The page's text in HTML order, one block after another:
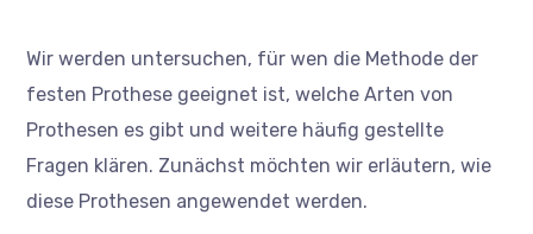
Wir werden untersuchen, für wen die Methode der
festen Prothese geeignet ist, welche Arten von
Prothesen es gibt und weitere häufig gestellte
Fragen klären. Zunächst möchten wir erläutern, wie
diese Prothesen angewendet werden.